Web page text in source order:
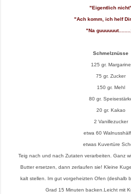
"Eigentlich nicht"
"Ach komm, ich helf
"Na
Schmelznüsse
125 gr. Margarine
75 gr. Zucker
150 gr. Mehl
80 gr.
20 gr. Kakao
2 Vanillezucker
etwa 60
etwas Kuvertüre
Teig nach und nach Zutaten verarbeiten. Ganz
Butter ersetzen, dann zerlaufen sie! Kleine
kalt stellen. Im gut vorgeheizten Ofen (deshalb
Grad 15 Minuten backen.Leicht mit